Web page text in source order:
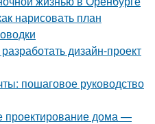
нарисовать план
дизайн-проект
пошаговое руководство
проектирование дома —